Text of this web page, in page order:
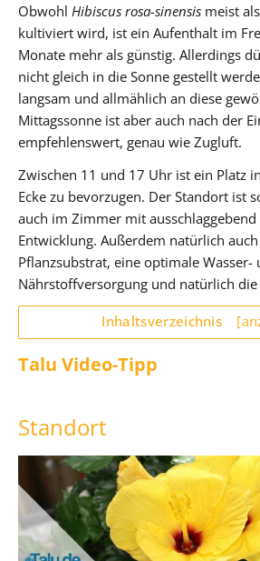
Obwohl Hibiscus rosa-sinensis meist
kultiviert wird, ist ein Aufenthalt im
Monate mehr als günstig. Allerdings
nicht gleich in die Sonne gestellt
langsam und allmählich an diese
Mittagssonne ist aber auch nach der
empfehlenswert, genau wie Zugluft.
Zwischen 11 und 17 Uhr ist ein Platz
Ecke zu bevorzugen. Der Standort ist
auch im Zimmer mit
Entwicklung. Außerdem natürlich
Pflanzsubstrat, eine optimale Wasser-
Nährstoffversorgung und natürlich
Inhaltsverzeichnis
Talu Video-Tipp
Standort